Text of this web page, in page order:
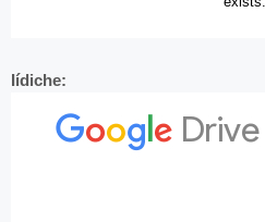
Iídiche: